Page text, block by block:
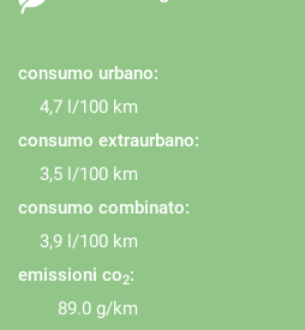
consumo urbano:
4,7 l/100 km
consumo extraurbano:
3,5 l/100 km
consumo combinato:
3,9 l/100 km
emissioni co2:
89.0 g/km